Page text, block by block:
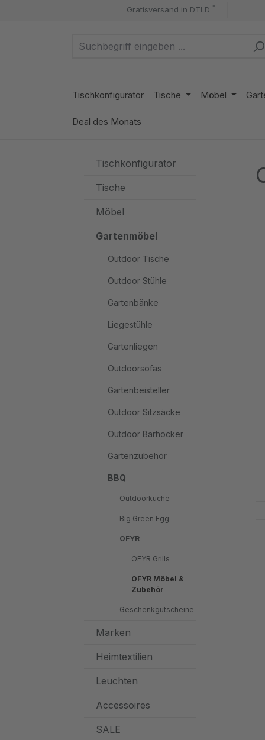
Zur Hauptnavigation springenGratisversand in DTLD *
Tischkonfigurator Tische Möbel
Deal des Monats
Tischkonfigurator
Tische
Möbel
Gartenmöbel
Outdoor Tische
Outdoor Stühle
Gartenbänke
Liegestühle
Gartenliegen
Outdoorsofas
Gartenbeisteller
Outdoor Sitzsäcke
Outdoor Barhocker
Gartenzubehör
BBQ
Outdoorküche
Big Green Egg
OFYR
OFYR Grills
OFYR Möbel &
Zubehör
Geschenkgutscheine
Marken
Heimtextilien
Leuchten
Accessoires
SALE